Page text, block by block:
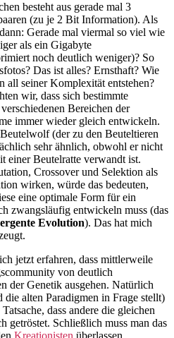
besteht aus gerade mal 3
(zu je 2 Bit Information). Als
Gerade mal viermal so viel wie
als ein Gigabyte
noch deutlich weniger)? So
Das ist alles? Ernsthaft? Wie
all seiner Komplexität entstehen?
wir, dass sich bestimmte
Bereichen der
immer wieder gleich entwickeln.
(der zu den Beuteltieren
sehr ähnlich, obwohl er nicht
einer Beutelratte verwandt ist.
Crossover und Selektion als
wirken, würde das bedeuten,
eine optimale Form für ein
zwangsläufig entwickeln muss (das
Evolution). Das hat mich
jetzt erfahren, dass mittlerweile
von deutlich
der Genetik ausgehen. Natürlich
alten Paradigmen in Frage stellt)
dass andere die gleichen
getröstet. Schließlich muss man das